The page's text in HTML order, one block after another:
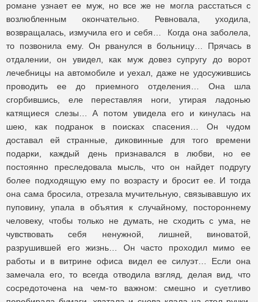
романе узнает ее муж, но все же не могла расстаться с
возлюбленным окончательно. Ревновала, уходила,
возвращалась, измучила его и себя… Когда она заболела,
то позвонила ему. Он рванулся в больницу… Прячась в
отдалении, он увидел, как муж довез супругу до ворот
лечебницы на автомобиле и уехал, даже не удосужившись
проводить ее до приемного отделения… Она шла
сгорбившись, еле переставляя ноги, утирая ладонью
катящиеся слезы… А потом увидела его и кинулась на
шею, как подранок в поисках спасения… Он чудом
доставал ей странные, диковинные для того времени
подарки, каждый день признавался в любви, но ее
постоянно преследовала мысль, что он найдет подругу
более подходящую ему по возрасту и бросит ее. И тогда
она сама бросила, отрезала мучительную, связывавшую их
пуповину, упала в объятия к случайному, постороннему
человеку, чтобы только не думать, не сходить с ума, не
чувствовать себя ненужной, лишней, виноватой,
разрушившей его жизнь… Он часто проходил мимо ее
работы и в витрине офиса видел ее силуэт… Если она
замечала его, то всегда отводила взгляд, делая вид, что
сосредоточена на чем-то важном: смешно и суетливо